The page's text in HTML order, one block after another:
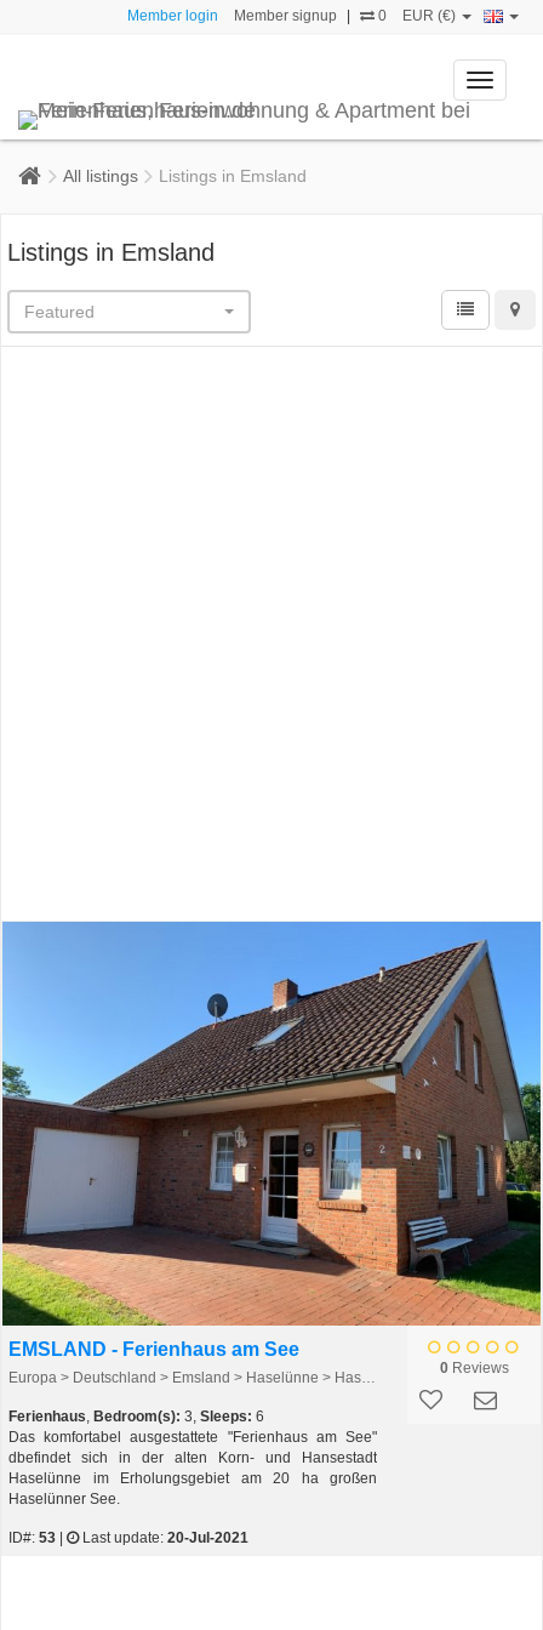
Member login Member signup 0 EUR (€)
Toggle
All listings Listings in Emsland
Listings in Emsland
Featured
EMSLAND - Ferienhaus am See
Europa > Deutschland > Emsland > Haselünne > Haselünne
Ferienhaus, Bedroom(s): 3, Sleeps: 6
Das komfortabel ausgestattete "Ferienhaus am See"
dbefindet sich in der alten Korn- und Hansestadt
Haselünne im Erholungsgebiet am 20 ha großen
Haselünner See.
ID#: 53 Last update: 20-Jul-2021
0Reviews